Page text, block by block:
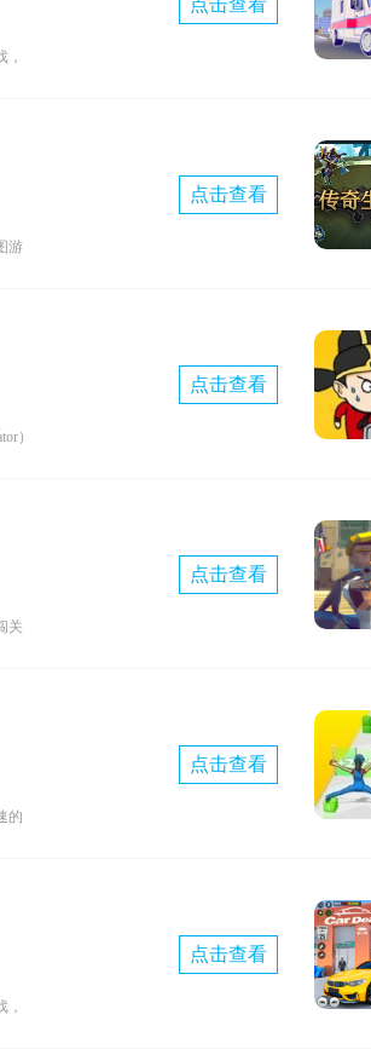
，
点击查看
游
点击查看
）
点击查看
关
点击查看
的
点击查看
，
点击查看